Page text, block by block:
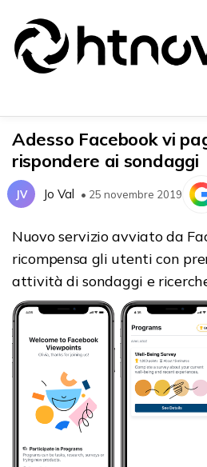
Adesso Facebook vi
rispondere ai sondaggi
JV Jo Val • 25 novembre 2019
Nuovo servizio avviato da
ricompensa gli utenti con
attività di sondaggi e